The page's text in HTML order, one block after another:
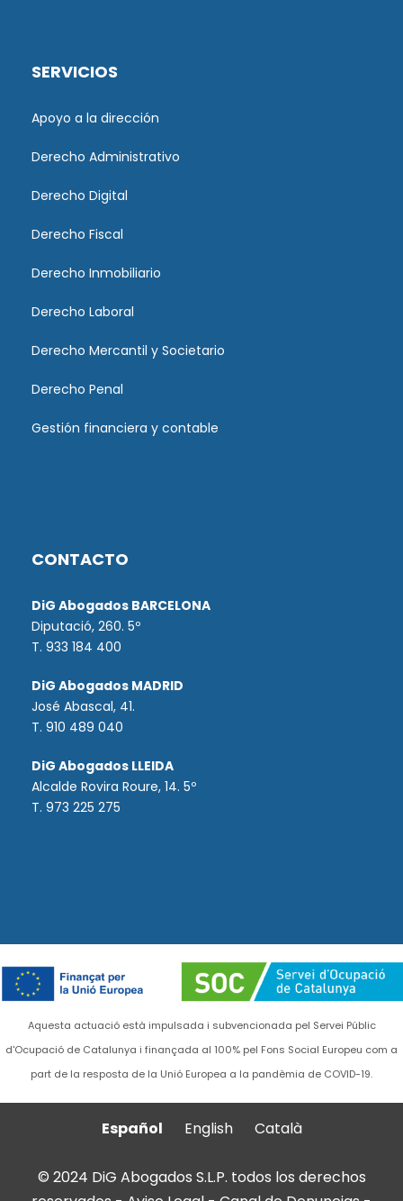
SERVICIOS
Apoyo a la dirección
Derecho Administrativo
Derecho Digital
Derecho Fiscal
Derecho Inmobiliario
Derecho Laboral
Derecho Mercantil y Societario
Derecho Penal
Gestión financiera y contable
CONTACTO
DiG Abogados BARCELONA
Diputació, 260. 5º
T. 933 184 400
DiG Abogados MADRID
José Abascal, 41.
T. 910 489 040
DiG Abogados LLEIDA
Alcalde Rovira Roure, 14. 5º
T. 973 225 275
Aquesta actuació està impulsada i subvencionada pel Servei Públic
d'Ocupació de Catalunya i finançada al 100% pel Fons Social Europeu com a
part de la resposta de la Unió Europea a la pandèmia de COVID-19.
Español English Català
© 2024 DiG Abogados S.L.P. todos los derechos